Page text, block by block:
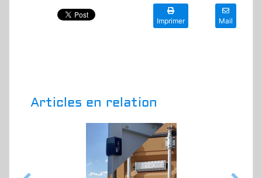
Imprimer Mail
Articles en relation